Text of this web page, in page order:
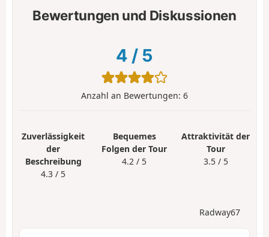
Bewertungen und Diskussionen
4 / 5
Anzahl an Bewertungen: 6
Zuverlässigkeit
der
Beschreibung
4.3 / 5
Bequemes
Folgen der Tour
4.2 / 5
Attraktivität der
Tour
3.5 / 5
Radway67